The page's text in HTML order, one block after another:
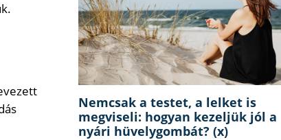
Nemcsak a testet, a lelket is
megviseli: hogyan kezeljük jól a
nyári hüvelygombát? (x)